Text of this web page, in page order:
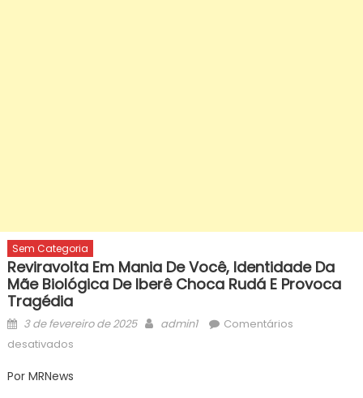
Sem Categoria
Reviravolta Em Mania De Você, Identidade Da
Mãe Biológica De Iberê Choca Rudá E Provoca
Tragédia
Posted
on
3 de fevereiro de 2025 Author
admin1
Comentários
desativadosem
em
Por MRNews